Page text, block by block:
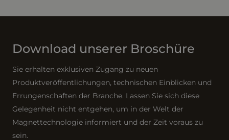
Download unserer Broschüre
Sie erhalten exklusiven Zugang zu neuen
Produktveröffentlichungen, technischen Einblicken und
Errungenschaften der Branche. Lassen Sie sich diese
Gelegenheit nicht entgehen, um in der Welt der
Magnettechnologie informiert und der Zeit voraus zu
sein.